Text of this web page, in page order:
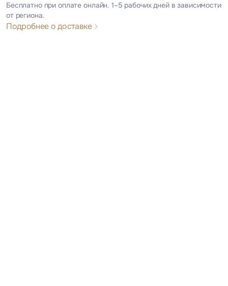
Бесплатно при оплате онлайн. 1–5 рабочих дней в зависимости
от региона.
Подробнее о доставке